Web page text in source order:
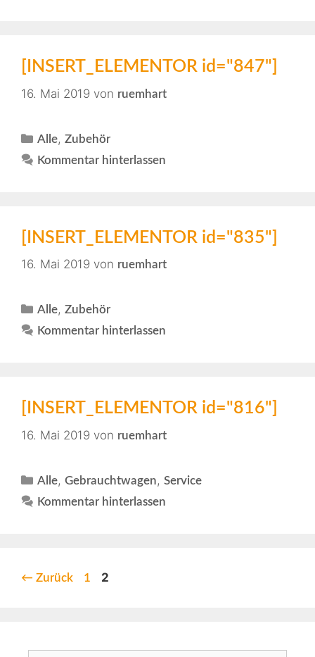
[INSERT_ELEMENTOR id="847"]
16. Mai 2019 von ruemhart
Alle,Zubehör
Kommentar hinterlassen
[INSERT_ELEMENTOR id="835"]
16. Mai 2019 von ruemhart
Alle,Zubehör
Kommentar hinterlassen
[INSERT_ELEMENTOR id="816"]
16. Mai 2019 von ruemhart
Alle,Gebrauchtwagen,Service
Kommentar hinterlassen
← Zurück 1 2